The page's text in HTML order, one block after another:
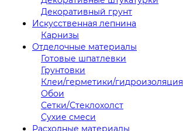
Декоративный грунт
Искусственная лепнина
Карнизы
Отделочные материалы
Готовые шпатлевки
Грунтовки
Клеи/герметики/гидроизоляция
Обои
Сетки/Стеклохолст
Сухие смеси
Расходные материалы